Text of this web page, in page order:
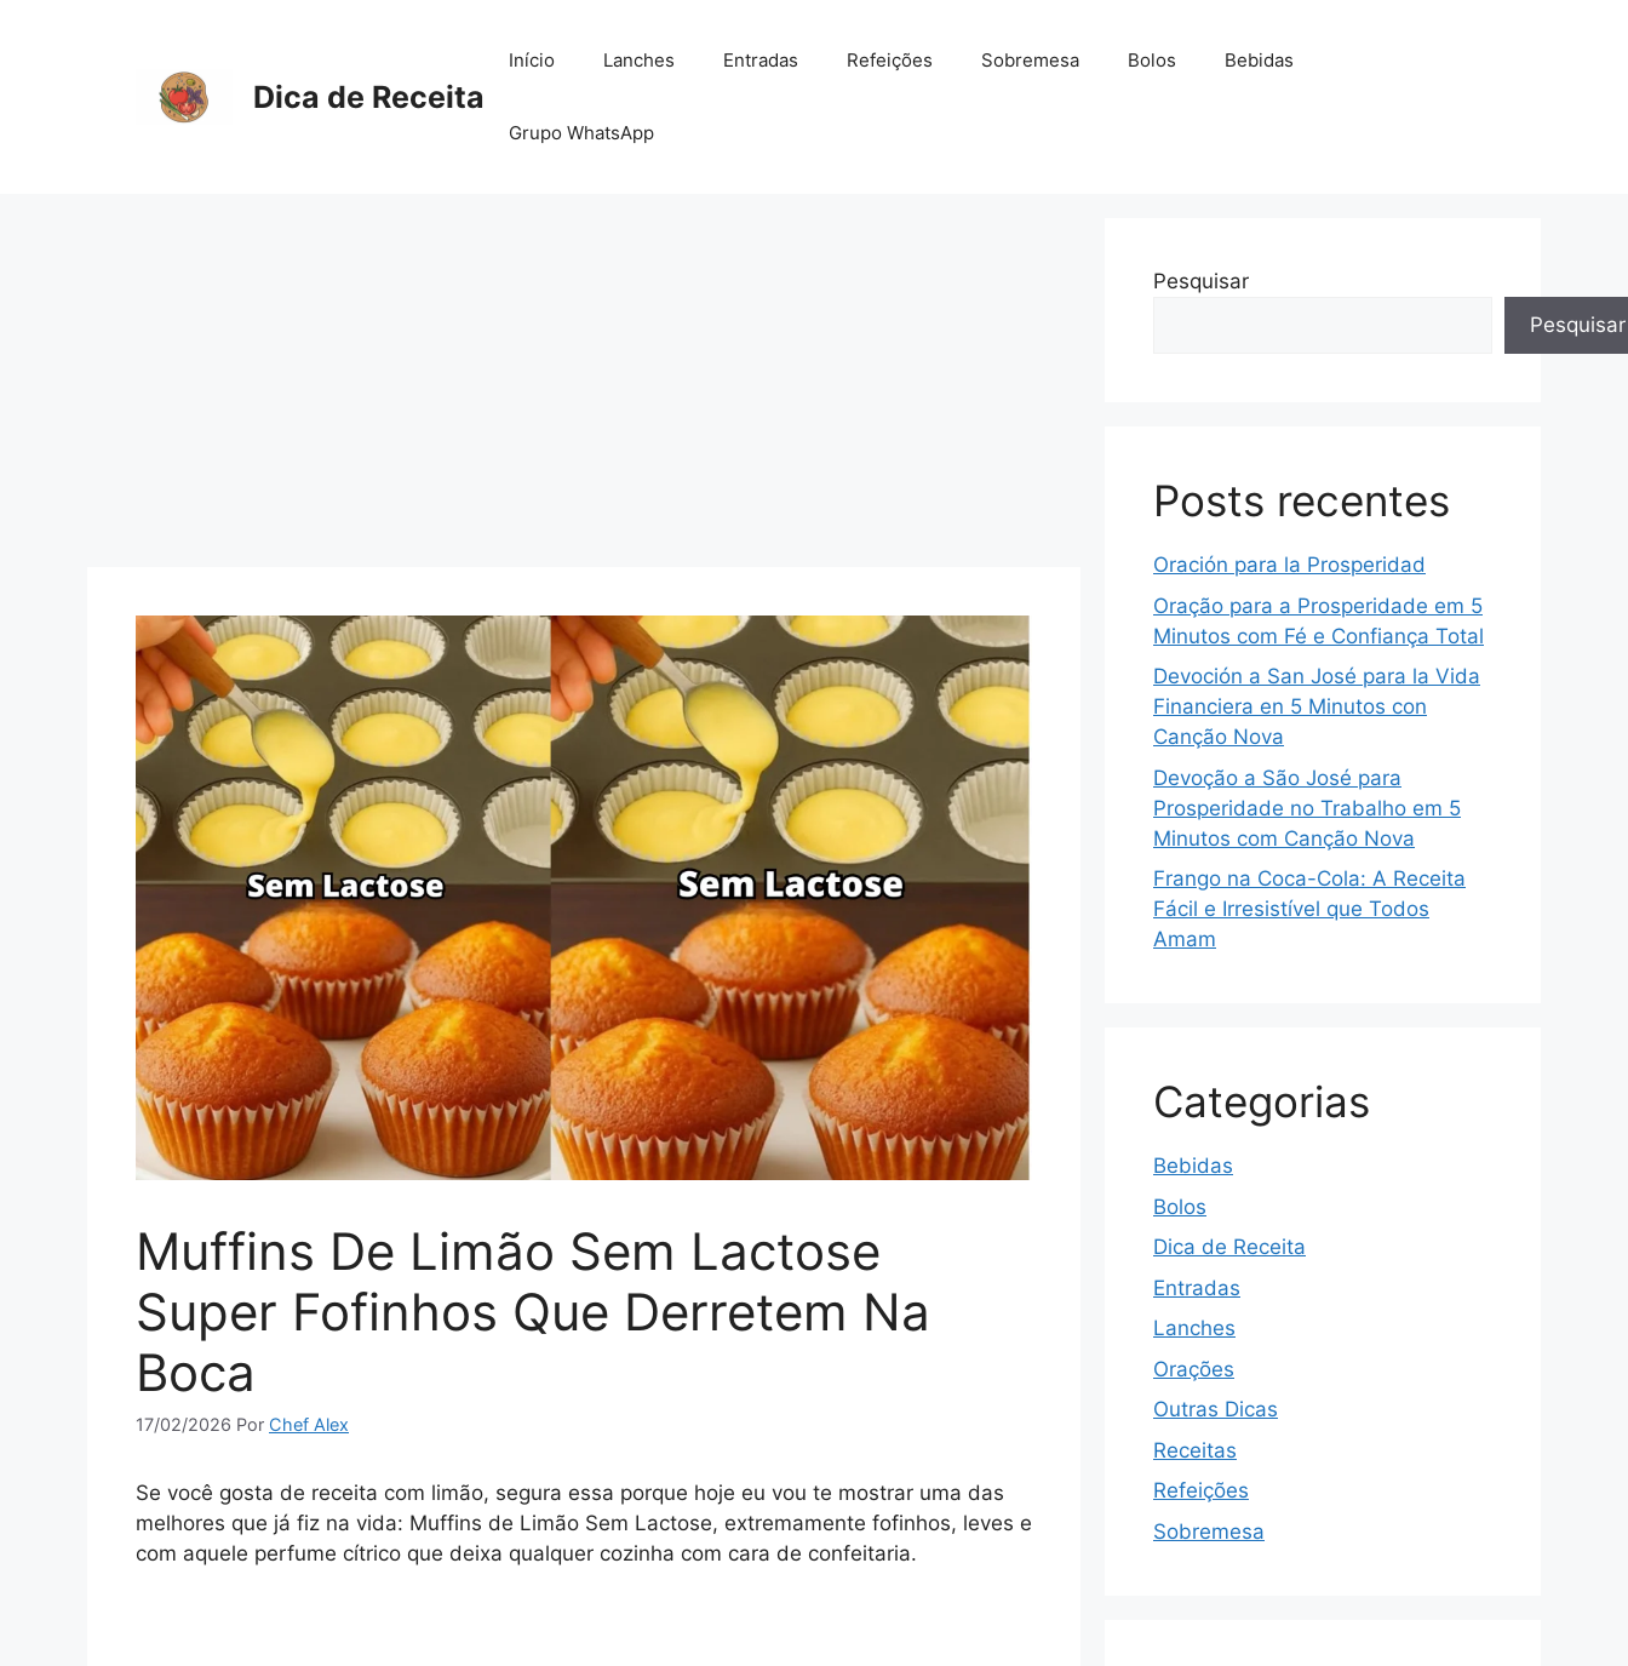
Dica de Receita
Início Lanches Entradas Refeições Sobremesa Bolos Bebidas
Grupo WhatsApp
Muffins De Limão Sem Lactose
Super Fofinhos Que Derretem Na
Boca
17/02/2026 Por Chef Alex
Se você gosta de receita com limão, segura essa porque hoje eu vou te mostrar uma das
melhores que já fiz na vida: Muffins de Limão Sem Lactose, extremamente fofinhos, leves e
com aquele perfume cítrico que deixa qualquer cozinha com cara de confeitaria.
Pesquisar
Pesquisar
Posts recentes
Oración para la Prosperidad
Oração para a Prosperidade em 5
Minutos com Fé e Confiança Total
Devoción a San José para la Vida
Financiera en 5 Minutos con
Canção Nova
Devoção a São José para
Prosperidade no Trabalho em 5
Minutos com Canção Nova
Frango na Coca-Cola: A Receita
Fácil e Irresistível que Todos
Amam
Categorias
Bebidas
Bolos
Dica de Receita
Entradas
Lanches
Orações
Outras Dicas
Receitas
Refeições
Sobremesa